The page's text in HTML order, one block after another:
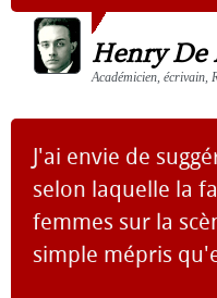
Henry
Académicien, écrivain,
J'ai envie de
selon laquelle la
femmes sur la
simple mépris